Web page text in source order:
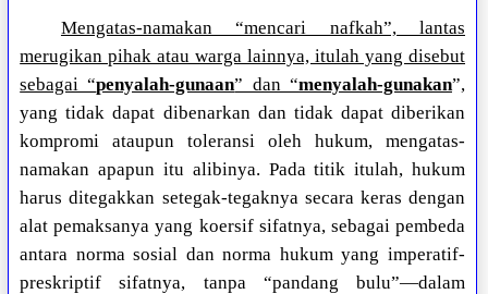
Mengatas-namakan “mencari nafkah”, lantas
merugikan pihak atau warga lainnya, itulah yang disebut
sebagai “penyalah-gunaan” dan “menyalah-gunakan”,
yang tidak dapat dibenarkan dan tidak dapat diberikan
kompromi ataupun toleransi oleh hukum, mengatas-
namakan apapun itu alibinya. Pada titik itulah, hukum
harus ditegakkan setegak-tegaknya secara keras dengan
alat pemaksanya yang koersif sifatnya, sebagai pembeda
antara norma sosial dan norma hukum yang imperatif-
preskriptif sifatnya, tanpa “pandang bulu”—dalam